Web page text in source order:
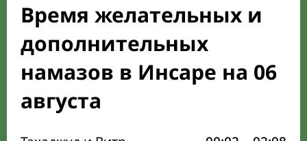
Время желательных и
дополнительных
намазов в Инсаре на 06
августа